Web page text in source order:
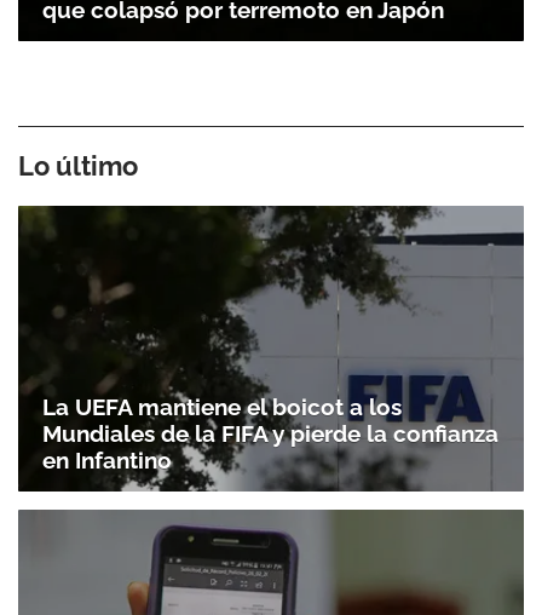
que colapsó por terremoto en Japón
Lo último
La UEFA mantiene el boicot a los
Mundiales de la FIFA y pierde la confianza
en Infantino